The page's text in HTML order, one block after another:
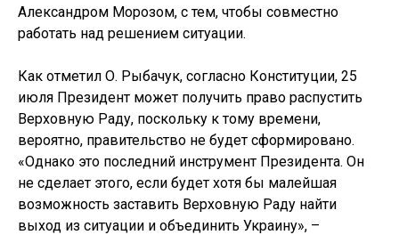
Александром Морозом, с тем, чтобы совместно
работать над решением ситуации.
Как отметил О. Рыбачук, согласно Конституции, 25
июля Президент может получить право распустить
Верховную Раду, поскольку к тому времени,
вероятно, правительство не будет сформировано.
«Однако это последний инструмент Президента. Он
не сделает этого, если будет хотя бы малейшая
возможность заставить Верховную Раду найти
выход из ситуации и объединить Украину», –